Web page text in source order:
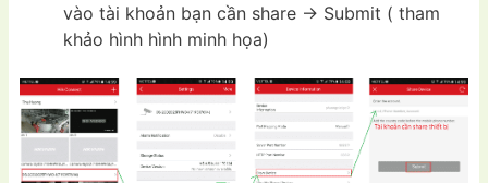
vào tài khoản bạn cần share -> Submit ( tham
khảo hình hình minh họa)